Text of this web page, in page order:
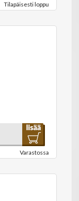
Tilapäisesti loppu
Varastossa